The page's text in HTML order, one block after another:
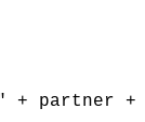
+ partner +